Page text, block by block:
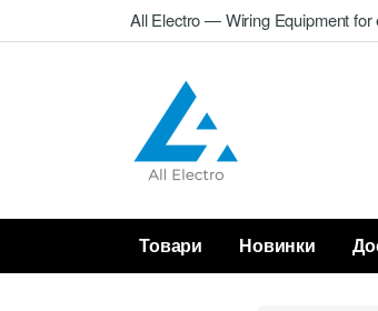
to
to
All Electro — Wiring Equipment for
Товари Новинки